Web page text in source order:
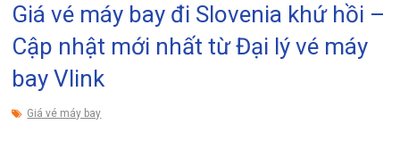
Giá vé máy bay đi Slovenia khứ hồi –
Cập nhật mới nhất từ Đại lý vé máy
bay Vlink
Giá vé máy bay